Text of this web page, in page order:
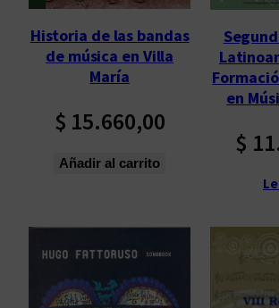
Historia de las bandas
de música en Villa
María
$ 15.660,00
Añadir al carrito
en
$